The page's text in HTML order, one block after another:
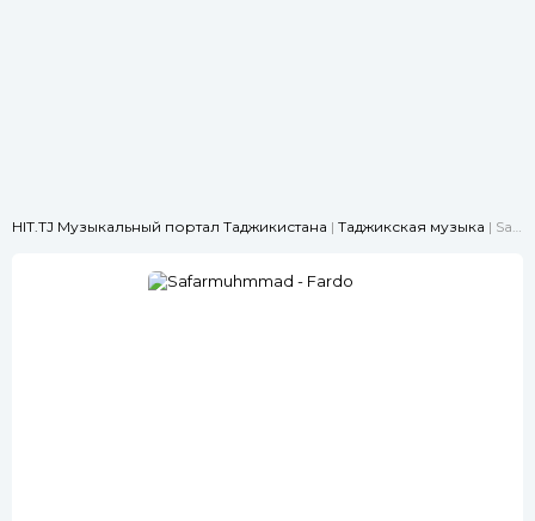
HIT.TJ Музыкальный портал Таджикистана | Таджикская музыка | Safarmuhmmad - Fardo